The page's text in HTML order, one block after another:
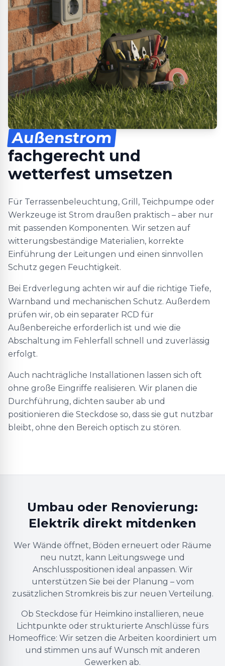
Außenstrom
fachgerecht und
wetterfest umsetzen
Für Terrassenbeleuchtung, Grill, Teichpumpe oder
Werkzeuge ist Strom draußen praktisch – aber nur
mit passenden Komponenten. Wir setzen auf
witterungsbeständige Materialien, korrekte
Einführung der Leitungen und einen sinnvollen
Schutz gegen Feuchtigkeit.
Bei Erdverlegung achten wir auf die richtige Tiefe,
Warnband und mechanischen Schutz. Außerdem
prüfen wir, ob ein separater RCD für
Außenbereiche erforderlich ist und wie die
Abschaltung im Fehlerfall schnell und zuverlässig
erfolgt.
Auch nachträgliche Installationen lassen sich oft
ohne große Eingriffe realisieren. Wir planen die
Durchführung, dichten sauber ab und
positionieren die Steckdose so, dass sie gut nutzbar
bleibt, ohne den Bereich optisch zu stören.
Umbau oder Renovierung:
Elektrik direkt mitdenken
Wer Wände öffnet, Böden erneuert oder Räume
neu nutzt, kann Leitungswege und
Anschlusspositionen ideal anpassen. Wir
unterstützen Sie bei der Planung – vom
zusätzlichen Stromkreis bis zur neuen Verteilung.
Ob Steckdose für Heimkino installieren, neue
Lichtpunkte oder strukturierte Anschlüsse fürs
Homeoffice: Wir setzen die Arbeiten koordiniert um
und stimmen uns auf Wunsch mit anderen
Gewerken ab.